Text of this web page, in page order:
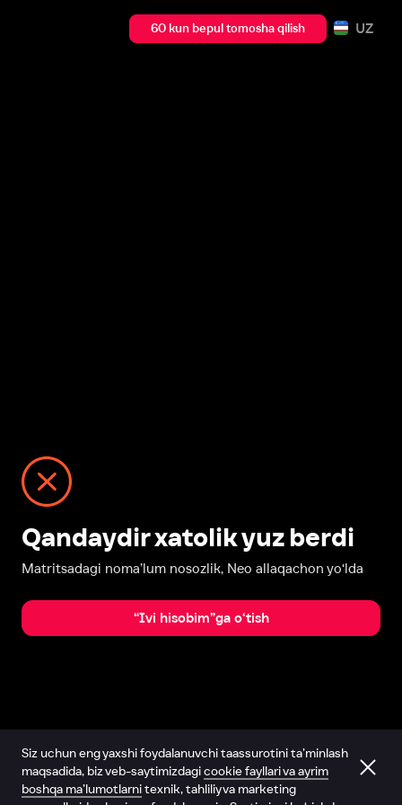
60 kun bepul tomosha qilish UZ
Qandaydir xatolik yuz berdi
Matritsadagi noma’lum nosozlik, Neo allaqachon yo‘lda
“Ivi hisobim”ga o‘tish
Siz uchun eng yaxshi foydalanuvchi taassurotini ta’minlash
maqsadida, biz veb-saytimizdagicookie fayllari va ayrim
boshqa ma’lumotlarnitexnik, tahliliy va marketing